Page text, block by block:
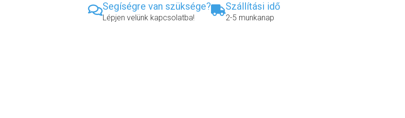
Segíségre van szüksége?
Lépjen velünk kapcsolatba!
Szállítási idő
2-5 munkanap